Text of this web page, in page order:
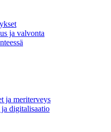
ja valvonta
ja meriterveys
digitalisaatio